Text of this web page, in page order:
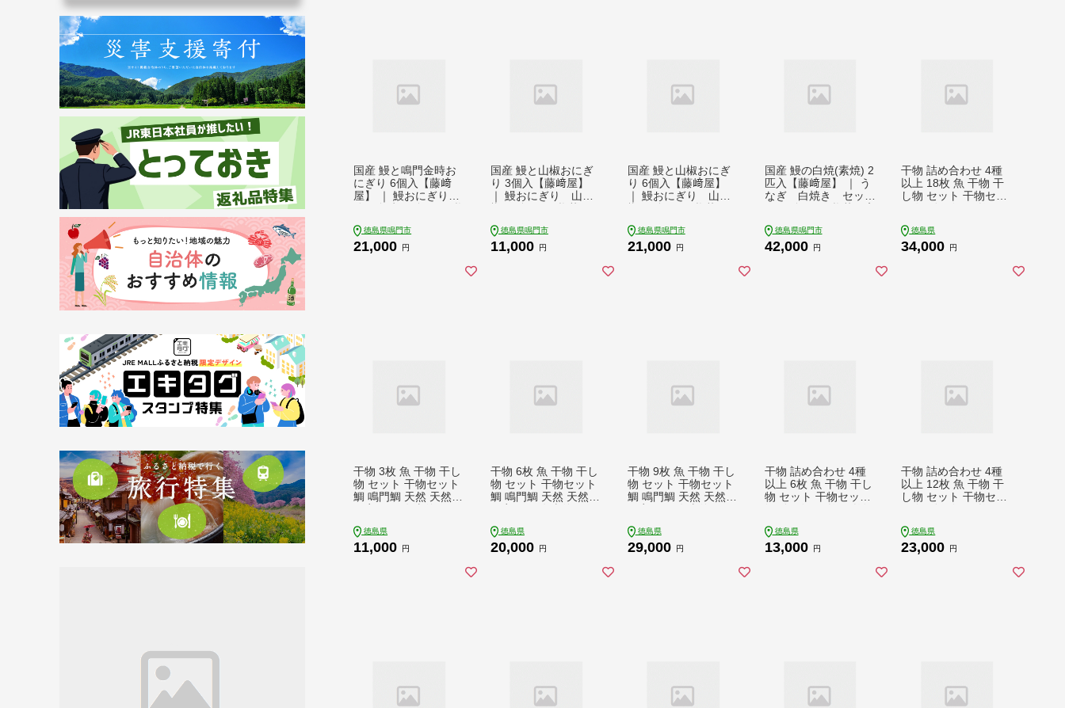
国産 鰻と鳴門金時お
にぎり 6個入【藤﨑
屋】 ｜ 鰻おにぎり
ぎ おにぎり 高級お
にぎり
徳島県鳴門市
21,000 円
国産 鰻と山椒おにぎ
り 3個入【藤﨑屋】
｜ 鰻おにぎり 山
ぎり 高級おにぎり
徳島県鳴門市
11,000 円
国産 鰻と山椒おにぎ
り 6個入【藤﨑屋】
｜ 鰻おにぎり 山
ぎり 高級おにぎり
徳島県鳴門市
21,000 円
国産 鰻の白焼(素焼) 2
匹入【藤﨑屋】 ｜ う
なぎ 白焼き セッ
徳島県鳴門市
42,000 円
干物 詰め合わせ 4種
以上 18枚 魚 干物 干
し物 セット 干物セッ
カマス 一夜干し 冷凍
海鮮 おつまみ 鳴門 徳
徳島県
34,000 円
干物 3枚 魚 干物 干し
物 セット 干物セット
鯛 鳴門鯛 天然 天然鯛
ト 晩ごはん 贈り物 ふ
るさと納税 送料無料
徳島県
11,000 円
干物 6枚 魚 干物 干し
物 セット 干物セット
鯛 鳴門鯛 天然 天然鯛
ト 晩ごはん 贈り物 ふ
るさと納税 送料無料
徳島県
20,000 円
干物 9枚 魚 干物 干し
物 セット 干物セット
鯛 鳴門鯛 天然 天然鯛
ト 晩ごはん 贈り物 ふ
るさと納税 送料無料
徳島県
29,000 円
干物 詰め合わせ 4種
以上 6枚 魚 干物 干し
物 セット 干物セット
ス 一夜干し 冷凍 海鮮
おつまみ 鳴門 徳島 ギ
徳島県
13,000 円
干物 詰め合わせ 4種
以上 12枚 魚 干物 干
し物 セット 干物セッ
カマス 一夜干し 冷凍
海鮮 おつまみ 鳴門 徳
徳島県
23,000 円